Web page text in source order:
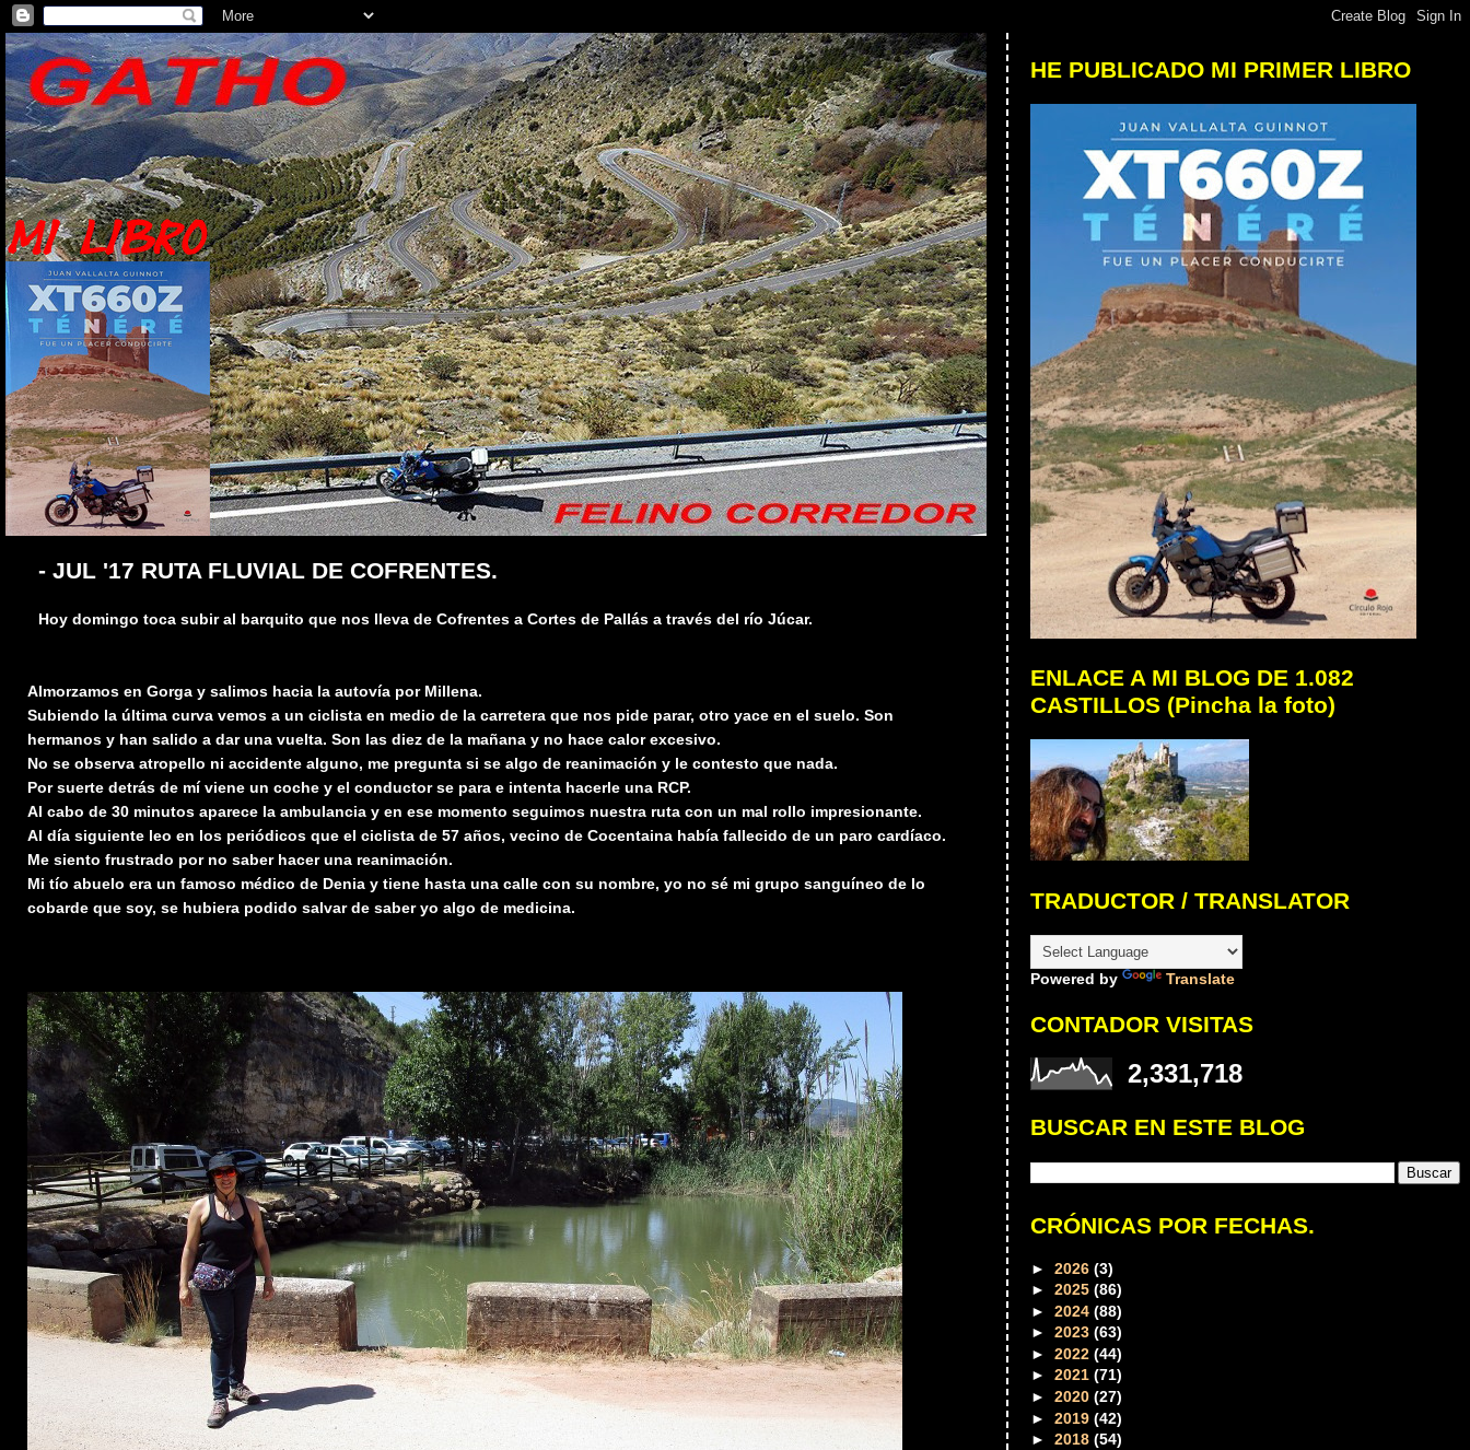
- JUL '17 RUTA FLUVIAL DE COFRENTES.
Hoy domingo toca subir al barquito que nos lleva de Cofrentes a Cortes de Pallás a través del río Júcar.
Almorzamos en Gorga y salimos hacia la autovía por Millena.
Subiendo la última curva vemos a un ciclista en medio de la carretera que nos pide parar, otro yace en el suelo. Son
hermanos y han salido a dar una vuelta. Son las diez de la mañana y no hace calor excesivo.
No se observa atropello ni accidente alguno, me pregunta si se algo de reanimación y le contesto que nada.
Por suerte detrás de mí viene un coche y el conductor se para e intenta hacerle una RCP.
Al cabo de 30 minutos aparece la ambulancia y en ese momento seguimos nuestra ruta con un mal rollo impresionante.
Al día siguiente leo en los periódicos que el ciclista de 57 años, vecino de Cocentaina había fallecido de un paro cardíaco.
Me siento frustrado por no saber hacer una reanimación.
Mi tío abuelo era un famoso médico de Denia y tiene hasta una calle con su nombre, yo no sé mi grupo sanguíneo de lo
cobarde que soy, se hubiera podido salvar de saber yo algo de medicina.
HE PUBLICADO MI PRIMER LIBRO
ENLACE A MI BLOG DE 1.082
CASTILLOS (Pincha la foto)
TRADUCTOR / TRANSLATOR
Powered by Translate
CONTADOR VISITAS
2,331,718
BUSCAR EN ESTE BLOG
CRÓNICAS POR FECHAS.
►2026(3)
►2025(86)
►2024(88)
►2023(63)
►2022(44)
►2021(71)
►2020(27)
►2019(42)
►2018(54)